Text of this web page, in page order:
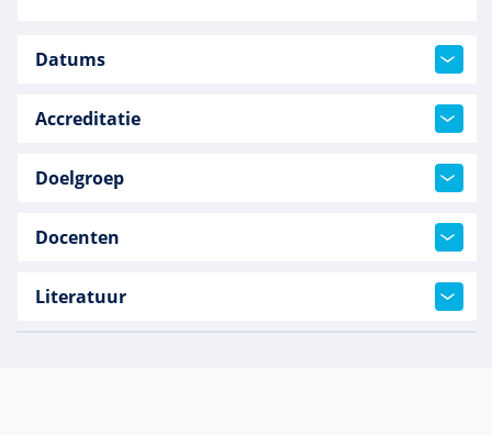
Datums
Accreditatie
Doelgroep
Docenten
Literatuur